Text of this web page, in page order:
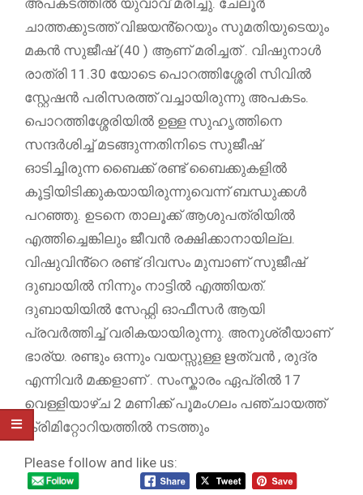
അപകടത്തിൽ യുവാവ് മരിച്ചു. ചേലൂർ
ചാത്തക്കുടത്ത് വിജയൻ്റെയും സുമതിയുടെയും
മകൻ സുജീഷ് (40 ) ആണ് മരിച്ചത് . വിഷുനാൾ
രാത്രി 11.30 യോടെ പൊറത്തിശ്ശേരി സിവിൽ
സ്റ്റേഷൻ പരിസരത്ത് വച്ചായിരുന്നു അപകടം.
പൊറത്തിശ്ശേരിയിൽ ഉള്ള സുഹൃത്തിനെ
സന്ദർശിച്ച് മടങ്ങുന്നതിനിടെ സുജീഷ്
ഓടിച്ചിരുന്ന ബൈക്ക് രണ്ട് ബൈക്കുകളിൽ
കൂട്ടിയിടിക്കുകയായിരുന്നുവെന്ന് ബന്ധുക്കൾ
പറഞ്ഞു. ഉടനെ താലൂക്ക് ആശുപത്രിയിൽ
എത്തിച്ചെങ്കിലും ജീവൻ രക്ഷിക്കാനായില്ല.
വിഷുവിൻ്റെ രണ്ട് ദിവസം മുമ്പാണ് സുജീഷ്
ദുബായിൽ നിന്നും നാട്ടിൽ എത്തിയത്.
ദുബായിയിൽ സേഫ്റ്റി ഓഫീസർ ആയി
പ്രവർത്തിച്ച് വരികയായിരുന്നു. അനുശ്രീയാണ്
ഭാര്യ. രണ്ടും ഒന്നും വയസ്സുള്ള ഋത്വൻ , രുദ്ര
എന്നിവർ മക്കളാണ് . സംസ്കാരം ഏപ്രിൽ 17
വെള്ളിയാഴ്ച 2 മണിക്ക് പൂമംഗലം പഞ്ചായത്ത്
ക്രിമിറ്റോറിയത്തിൽ നടത്തും
Please follow and like us: